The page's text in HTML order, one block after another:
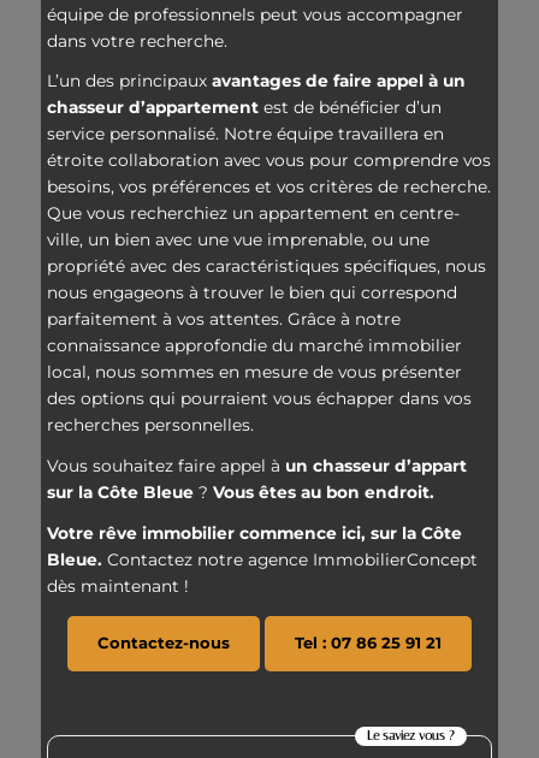
équipe de professionnels peut vous accompagner
dans votre recherche.
L’un des principaux avantages de faire appel à un
chasseur d’appartement est de bénéficier d’un
service personnalisé. Notre équipe travaillera en
étroite collaboration avec vous pour comprendre vos
besoins, vos préférences et vos critères de recherche.
Que vous recherchiez un appartement en centre-
ville, un bien avec une vue imprenable, ou une
propriété avec des caractéristiques spécifiques, nous
nous engageons à trouver le bien qui correspond
parfaitement à vos attentes. Grâce à notre
connaissance approfondie du marché immobilier
local, nous sommes en mesure de vous présenter
des options qui pourraient vous échapper dans vos
recherches personnelles.
Vous souhaitez faire appel à un chasseur d’appart
sur la Côte Bleue ? Vous êtes au bon endroit.
Votre rêve immobilier commence ici, sur la Côte
Bleue. Contactez notre agence ImmobilierConcept
dès maintenant !
Contactez-nous Tel : 07 86 25 91 21
Le saviez vous ?